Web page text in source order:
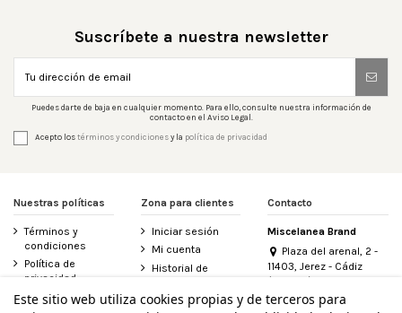
Suscríbete a nuestra newsletter
Puedes darte de baja en cualquier momento. Para ello, consulte nuestra información de
contacto en el Aviso Legal.
Acepto lostérminos y condicionesy la política de privacidad
Nuestras políticas
Términos y
condiciones
Política de
privacidad
Aviso legal
Zona para clientes
Iniciar sesión
Mi cuenta
Historial de
Contacte con
Contacto
Miscelanea Brand
Plaza del arenal, 2 -
11403, Jerez - Cádiz
(España)
956 155 340
Este sitio web utiliza cookies propias y de terceros para